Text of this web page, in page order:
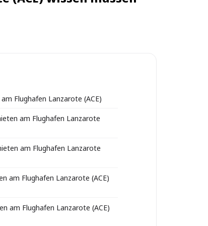
Flughafen Lanzarote (ACE)
am Flughafen Lanzarote
am Flughafen Lanzarote
am Flughafen Lanzarote (ACE)
am Flughafen Lanzarote (ACE)